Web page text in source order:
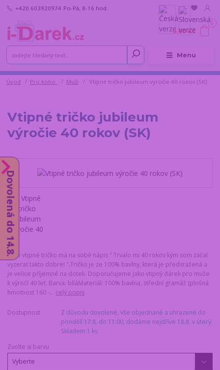
Menu
+420 603920974 Po-Pá, 8-16 hod.
0
0,00 Kč
Úvod Pro koho Muži Vtipné tričko jubileum výročie 40 rokov (SK)
Vtipné tričko jubileum
výročie 40 rokov (SK)
Toto vtipné tričko má na sobě nápis " Trvalo mi 40 rokov kým som začal
vyzerať takto dobre! ".Tričko je ze 100% bavlny, která je předsražená a
je velice příjemné na dotek. Doporučujeme jako vtipný dárek pro muže
k výročí 40 let. Barva: bíláMateriál: 100% bavlna, střední gramáž (plošná
hmotnost 160 -... celý popis
Dostupnost
Z důvodu dovolené, vše objednané a uhrazené do
pondělí 17.8. do 11:00, dodáme nejdříve 18.8. v úterý.
Skladem 1 ks
Zvolte si barvu
Dovolená do 14.8.